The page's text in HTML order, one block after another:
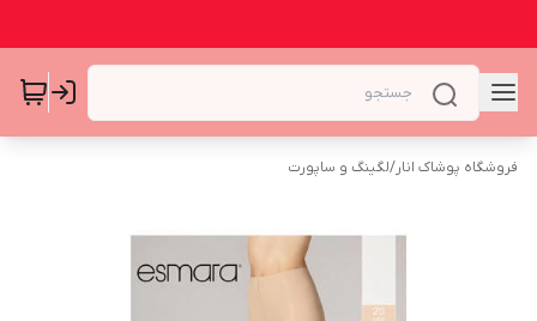
فروشگاه پوشاک انار/لگینگ و ساپورت